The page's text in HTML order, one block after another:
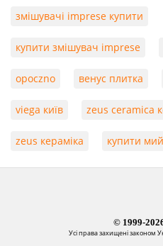
змішувачі imprese купити
купити змішувач imprese
opoczno венус плитка
viega київ zeus ceramica
zeus кераміка купити
© 1999-
Усі права захищені законом